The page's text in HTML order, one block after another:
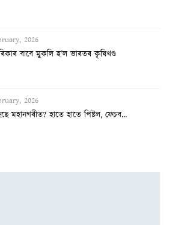
2026
বাবে মুকলি হ’ল ভাৰতৰ কৃষিখণ্ড
2026
মহানগৰীত? হাতে হাতে পিষ্টল, ফেচব...